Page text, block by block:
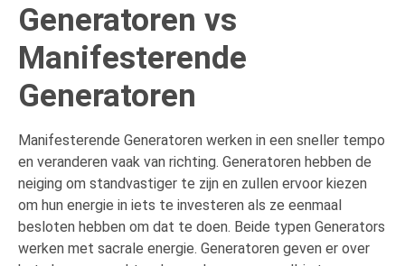
Generatoren vs
Manifesterende
Generatoren
Manifesterende Generatoren werken in een sneller tempo
en veranderen vaak van richting. Generatoren hebben de
neiging om standvastiger te zijn en zullen ervoor kiezen
om hun energie in iets te investeren als ze eenmaal
besloten hebben om dat te doen. Beide typen Generators
werken met sacrale energie. Generatoren geven er over